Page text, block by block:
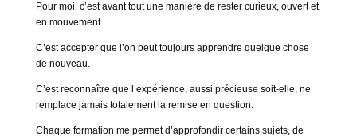
Pour moi, c’est avant tout une manière de rester curieux, ouvert et
en mouvement.
C’est accepter que l’on peut toujours apprendre quelque chose
de nouveau.
C’est reconnaître que l’expérience, aussi précieuse soit-elle, ne
remplace jamais totalement la remise en question.
Chaque formation me permet d’approfondir certains sujets, de